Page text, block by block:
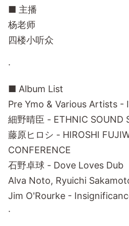
■ 主播
杨老师
四楼小听众
·
■ Album List
Pre Ymo & Various Artists -
細野晴臣 - ETHNIC SOUND
藤原ヒロシ - HIROSHI
CONFERENCE
石野卓球 - Dove Loves Dub
Alva Noto, Ryuichi
Jim O'Rourke -
·